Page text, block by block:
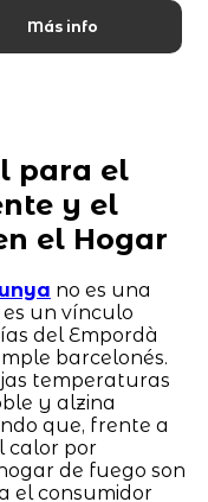
Más info
para el
y el
el Hogar
no es una
un vínculo
del Empordà
barcelonés.
temperaturas
y alzina
que, frente a
calor por
de fuego son
el consumidor